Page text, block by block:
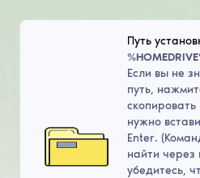
Путь
Если вы не
путь,
нужно
Enter.
найти через
убедитесь,